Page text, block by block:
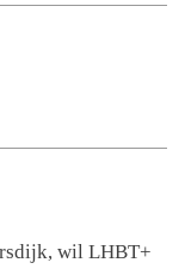
wil LHBT+